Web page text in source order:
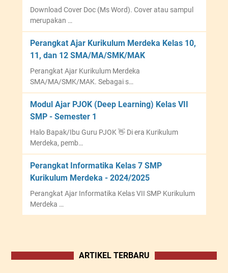
Download Cover Doc (Ms Word). Cover atau sampul
merupakan …
Perangkat Ajar Kurikulum Merdeka Kelas 10,
11, dan 12 SMA/MA/SMK/MAK
Perangkat Ajar Kurikulum Merdeka
SMA/MA/SMK/MAK. Sebagai s…
Modul Ajar PJOK (Deep Learning) Kelas VII
SMP - Semester 1
Halo Bapak/Ibu Guru PJOK 👋 Di era Kurikulum
Merdeka, pemb…
Perangkat Informatika Kelas 7 SMP
Kurikulum Merdeka - 2024/2025
Perangkat Ajar Informatika Kelas VII SMP Kurikulum
Merdeka …
ARTIKEL TERBARU